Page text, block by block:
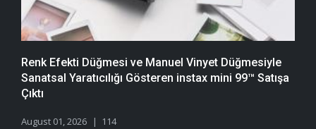
Renk Efekti Düğmesi ve Manuel Vinyet Düğmesiyle
Sanatsal Yaratıcılığı Gösteren instax mini 99™ Satışa
Çıktı
August 01, 2026 114